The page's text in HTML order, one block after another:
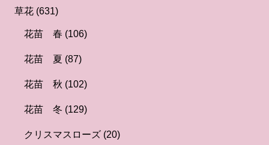
草花 (631)
花苗 春 (106)
花苗 夏 (87)
花苗 秋 (102)
花苗 冬 (129)
クリスマスローズ (20)